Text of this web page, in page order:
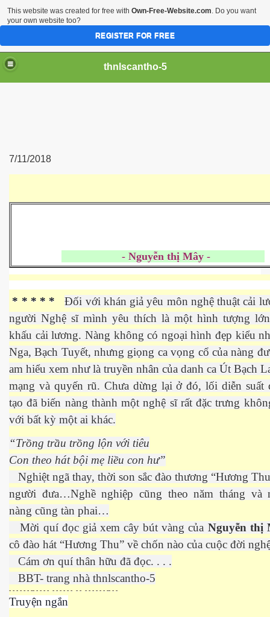
thnlscantho-5
7/11/2018
- Nguyễn thị Mây -
* * * * *Đối với khán giả yêu môn nghệ thuật cải
người Nghệ sĩ mình yêu thích là một hình tượng lớn
khấu cải lương. Nàng không có ngoại hình đẹp kiểu
Nga, Bạch Tuyết, nhưng giọng ca vọng cổ của nàng
am hiểu xem như là truyền nhân của danh ca Út Bạch
mạng và quyến rũ. Chưa dừng lại ở đó, lối diễn suất
tạo đã biến nàng thành một nghệ sĩ rất đặc trưng
với bất kỳ một ai khác.
“Trồng trầu trồng lộn với tiêu
Con theo hát bội mẹ liều con hư”
Nghiệt ngã thay, thời son sắc đào thương “Hương
người đưa…Nghề nghiệp cũng theo năm tháng và
nàng cũng tàn phai…
Mời quí đọc giả xem cây bút vàng của Nguyễn thị
cô đào hát “Hương Thu” về chốn nào của cuộc đời
Cám ơn quí thân hữu đã đọc. . . .
BBT- trang nhà thnlscantho-5
- - - - - - -- - - - - - - - - - - - - - - - - - - -- - -
Truyện ngắn
Bộ xưa
2015
This website was created for free with Own-Free-Website.com. Do you want
your own website too?
REGISTER FOR FREE